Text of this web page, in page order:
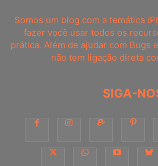
Somos um blog com a temática
fazer você usar todos os
prática. Além de ajudar com Bugs
não tem ligação direta
SIGA-